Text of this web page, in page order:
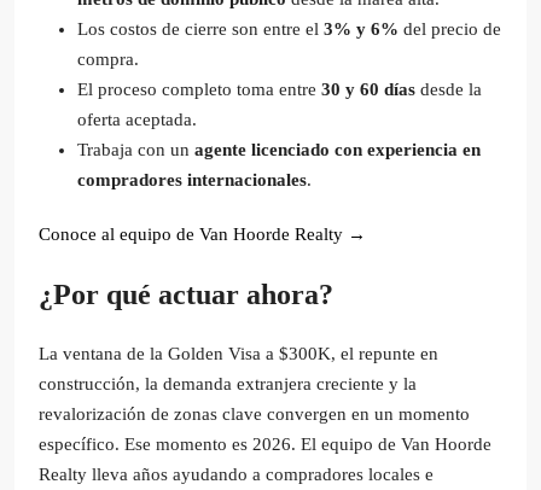
Los costos de cierre son entre el 3% y 6% del precio de
compra.
El proceso completo toma entre 30 y 60 días desde la
oferta aceptada.
Trabaja con un agente licenciado con experiencia en
compradores internacionales.
Conoce al equipo de Van Hoorde Realty →
¿Por qué actuar ahora?
La ventana de la Golden Visa a $300K, el repunte en
construcción, la demanda extranjera creciente y la
revalorización de zonas clave convergen en un momento
específico. Ese momento es 2026. El equipo de Van Hoorde
Realty lleva años ayudando a compradores locales e